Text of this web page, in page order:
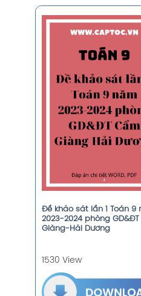
Đề khảo sát lần 1 Toán 9
2023-2024 phòng
Giàng-Hải Dương
1530 View